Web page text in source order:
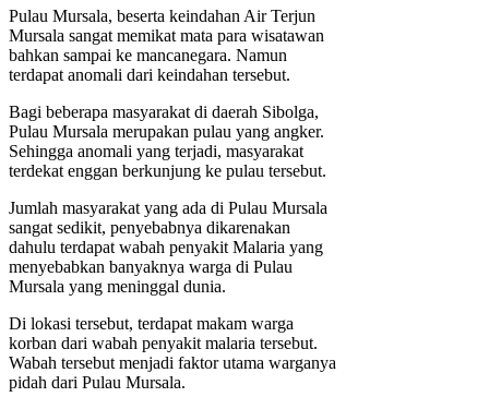
Pulau Mursala, beserta keindahan Air Terjun
Mursala sangat memikat mata para wisatawan
bahkan sampai ke mancanegara. Namun
terdapat anomali dari keindahan tersebut.
Bagi beberapa masyarakat di daerah Sibolga,
Pulau Mursala merupakan pulau yang angker.
Sehingga anomali yang terjadi, masyarakat
terdekat enggan berkunjung ke pulau tersebut.
Jumlah masyarakat yang ada di Pulau Mursala
sangat sedikit, penyebabnya dikarenakan
dahulu terdapat wabah penyakit Malaria yang
menyebabkan banyaknya warga di Pulau
Mursala yang meninggal dunia.
Di lokasi tersebut, terdapat makam warga
korban dari wabah penyakit malaria tersebut.
Wabah tersebut menjadi faktor utama warganya
pidah dari Pulau Mursala.